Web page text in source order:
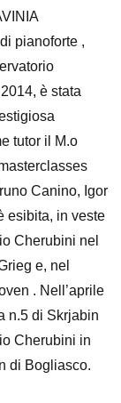
pianoforte ,
è stata
tutor il M.o
Canino, Igor
esibita, in veste
Cherubini nel
e, nel
. Nell’aprile
n.5 di Skrjabin
Cherubini in
di Bogliasco.